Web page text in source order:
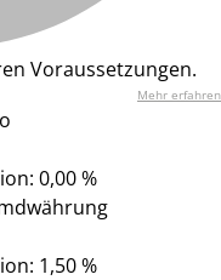
Voraussetzungen.
Mehr erfahren
0,00 %
1,50 %